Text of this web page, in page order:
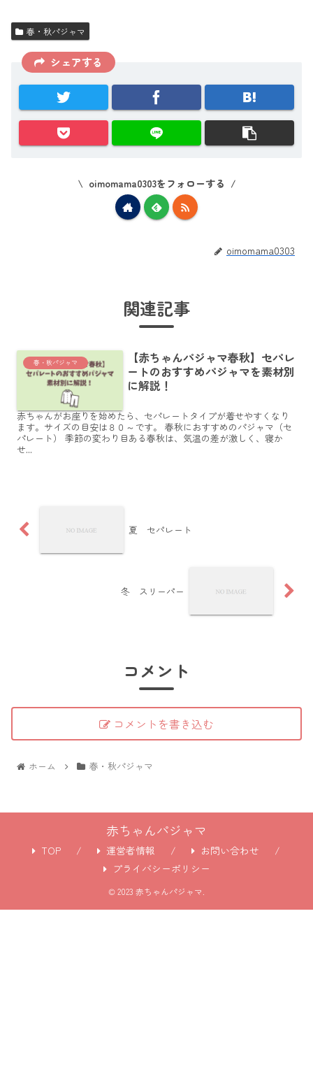
春・秋パジャマ
シェアする
oimomama0303をフォローする
oimomama0303
関連記事
春・秋パジャマ
【赤ちゃんパジャマ春秋】セパレ
ートのおすすめパジャマを素材別
に解説！
赤ちゃんがお座りを始めたら、セパレートタイプが着せやすくなり
ます。サイズの目安は８０～です。 春秋におすすめのパジャマ（セ
パレート） 季節の変わり目ある春秋は、気温の差が激しく、寝か
せ...
夏 セパレート
冬 スリーパー
コメント
コメントを書き込む
ホーム 春・秋パジャマ
赤ちゃんパジャマ
TOP 運営者情報
お問い合わせ
プライバシーポリシー
© 2023 赤ちゃんパジャマ.